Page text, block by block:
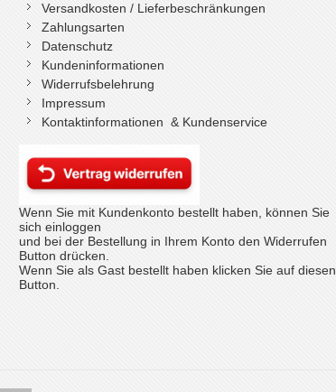
Versandkosten / Lieferbeschränkungen
Zahlungsarten
Datenschutz
Kundeninformationen
Widerrufsbelehrung
Impressum
Kontaktinformationen & Kundenservice
Wenn Sie mit Kundenkonto bestellt haben, können Sie
sich einloggen
und bei der Bestellung in Ihrem Konto den Widerrufen
Button drücken.
Wenn Sie als Gast bestellt haben klicken Sie auf diesen
Button.